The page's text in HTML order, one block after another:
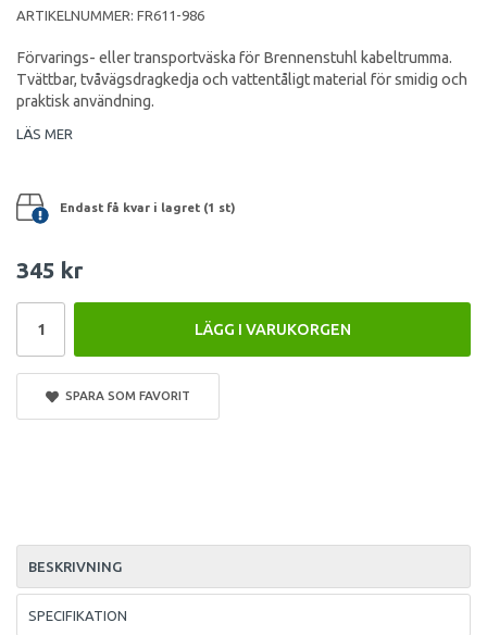
ARTIKELNUMMER: FR611-986
Förvarings- eller transportväska för Brennenstuhl kabeltrumma.
Tvättbar, tvåvägsdragkedja och vattentåligt material för smidig och
praktisk användning.
LÄS MER
Endast få kvar i lagret (1 st)
345 kr
LÄGG I VARUKORGEN
SPARA SOM FAVORIT
BESKRIVNING
SPECIFIKATION